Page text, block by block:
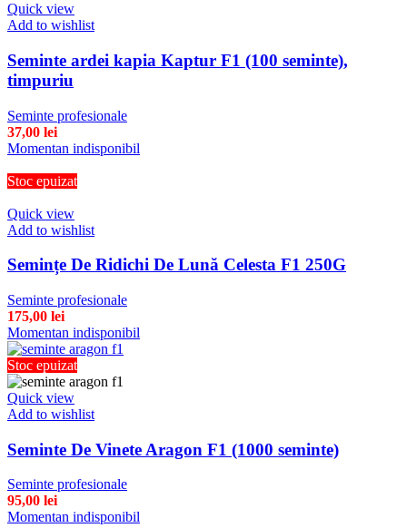
Quick view
Add to wishlist
Seminte ardei kapia Kaptur F1 (100 seminte),
timpuriu
Seminte profesionale
37,00 lei
Momentan indisponibil
Stoc epuizat
Quick view
Add to wishlist
Semințe De Ridichi De Lună Celesta F1 250G
Seminte profesionale
175,00 lei
Momentan indisponibil
Stoc epuizat
Quick view
Add to wishlist
Seminte De Vinete Aragon F1 (1000 seminte)
Seminte profesionale
95,00 lei
Momentan indisponibil